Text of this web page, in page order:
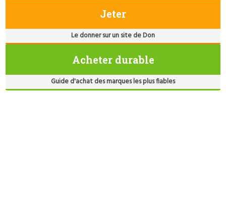
Jeter
Le donner sur un site de Don
Acheter durable
Guide d'achat des marques les plus fiables